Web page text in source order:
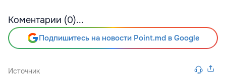
Коментарии (0)...
Подпишитесь на новости Point.md в Google
Источник